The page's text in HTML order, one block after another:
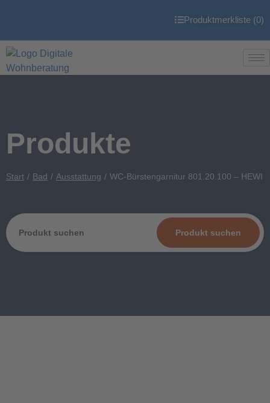
Produktmerkliste (0)
Produkte
Start Bad Ausstattung WC-Bürstengarnitur 801.20.100 – HEWI
Produkt suchen